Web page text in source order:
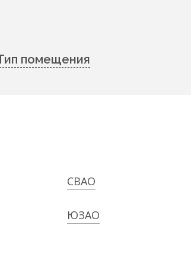
помещения
СВАО
ЮЗАО